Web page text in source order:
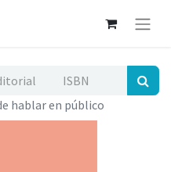
hablar en público